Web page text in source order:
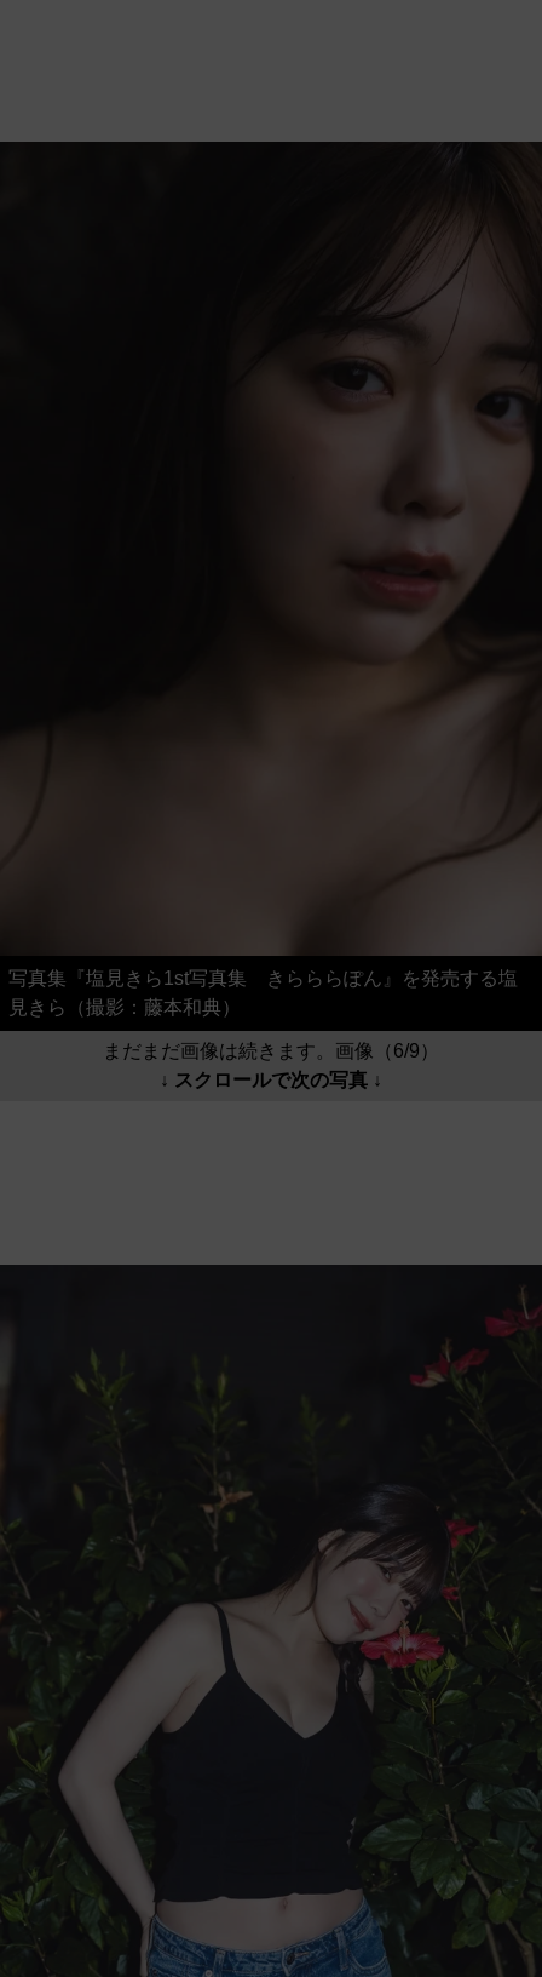
写真集『塩見きら1st写真集 きらららぽん』を発売する塩
見きら（撮影：藤本和典）
まだまだ画像は続きます。画像（6/9）
↓ スクロールで次の写真 ↓